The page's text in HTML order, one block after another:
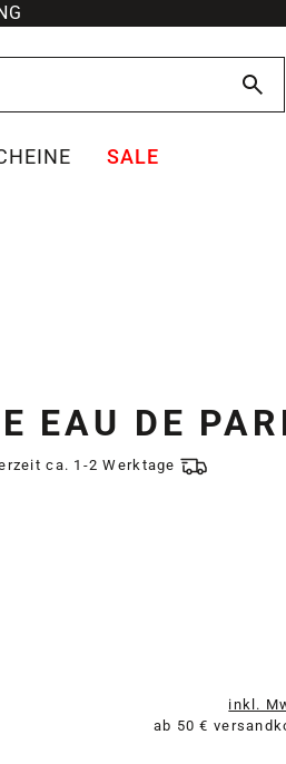
SALE
EAU DE
ca. 1-2 Werktage
inkl.
ab 50 €